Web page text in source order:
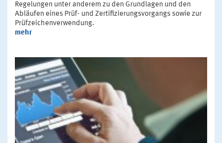
Regelungen unter anderem zu den Grundlagen und den
Abläufen eines Prüf- und Zertifizierungsvorgangs sowie zur
Prüfzeichenverwendung.
mehr